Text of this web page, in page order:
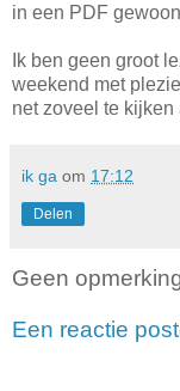
in een PDF
Ik ben geen groot
weekend met
net zoveel te kijken
ik ga om 17:12
Delen
Geen
Een reactie